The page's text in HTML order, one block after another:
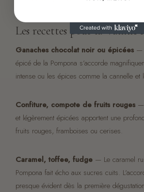
Les recettes pour la Vanille
Ganaches chocolat noir ou épicées —
épicé de la Pompona s’accorde
intense ou les épices comme la cannelle et
Confiture, compote de fruits rouges —
et légèrement épicées apportent une
fruits rouges, framboises ou cerises.
Caramel, toffee, fudge — Le caramel
Pompona fait écho aux sucres cuits.
presque évident dès la première